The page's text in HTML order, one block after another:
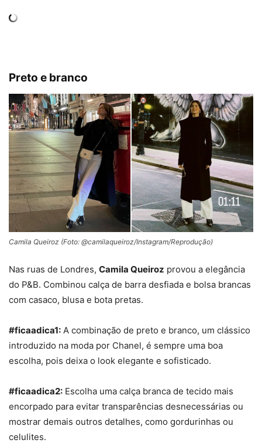
Preto e branco
Camila Queiroz (Foto: @camilaqueiroz/Instagram/Reprodução)
Nas ruas de Londres, Camila Queiroz provou a elegância
do P&B. Combinou calça de barra desfiada e bolsa brancas
com casaco, blusa e bota pretas.
#ficaadica1: A combinação de preto e branco, um clássico
introduzido na moda por Chanel, é sempre uma boa
escolha, pois deixa o look elegante e sofisticado.
#ficaadica2: Escolha uma calça branca de tecido mais
encorpado para evitar transparências desnecessárias ou
mostrar demais outros detalhes, como gordurinhas ou
celulites.